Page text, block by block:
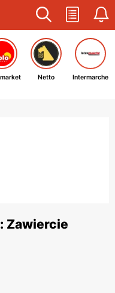
Netto Intermarche
Zawiercie